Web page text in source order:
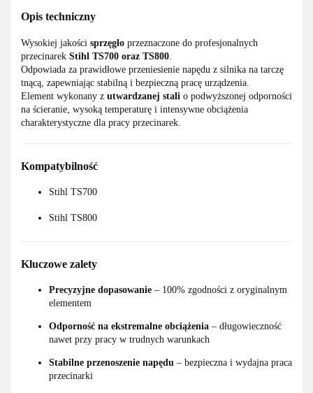
Opis techniczny
Wysokiej jakości sprzęgło przeznaczone do profesjonalnych
przecinarek Stihl TS700 oraz TS800
Odpowiada za prawidłowe przeniesienie napędu z silnika na tarczę
tnącą, zapewniając stabilną i bezpieczną pracę urządzenia.
Element wykonany z utwardzanej stali o podwyższonej odporności
na ścieranie, wysoką temperaturę i intensywne obciążenia
charakterystyczne dla pracy przecinarek.
Kompatybilność
Stihl TS700
Stihl TS800
Kluczowe zalety
Precyzyjne dopasowanie – 100% zgodności z oryginalnym
elementem
Odporność na ekstremalne obciążenia – długowieczność
nawet przy pracy w trudnych warunkach
Stabilne przenoszenie napędu – bezpieczna i wydajna praca
przecinarki